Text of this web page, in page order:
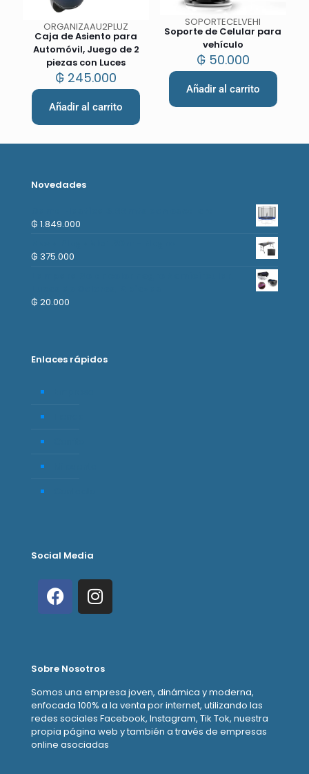
ORGANIZAAU2PLUZ
Caja de Asiento para
Automóvil, Juego de 2
piezas con Luces
₲ 245.000
Añadir al carrito
SOPORTECELVEHI
Soporte de Celular para
vehículo
₲50.000
Añadir al carrito
Novedades
₲ 1.849.000
₲ 375.000
₲ 20.000
Enlaces rápidos
Social Media
Sobre Nosotros
Somos una empresa joven, dinámica y moderna,
enfocada 100% a la venta por internet, utilizando las
redes sociales Facebook, Instagram, Tik Tok, nuestra
propia página web y también a través de empresas
online asociadas